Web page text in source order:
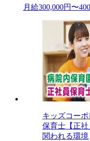
月給300,000円〜
キッズコー
保育士【正
関われる環境